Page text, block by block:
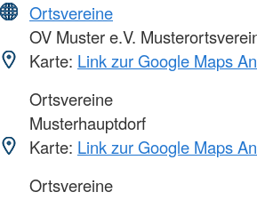
Ortsvereine
OV Muster e.V.
Karte: Link zur Google Maps
Ortsvereine
Musterhauptdorf
Karte: Link zur Google Maps
Ortsvereine